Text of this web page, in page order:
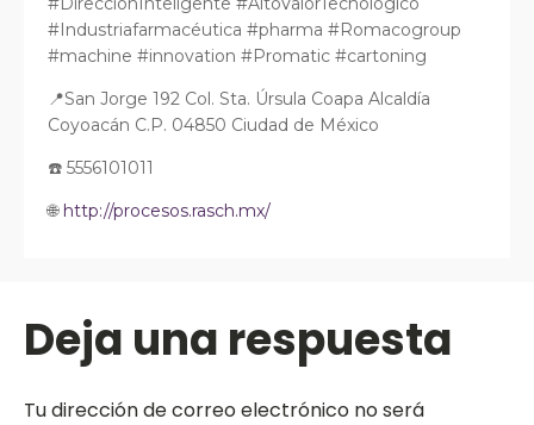
#Industriafarmacéutica #pharma #Romacogroup
#machine #innovation #Promatic #cartoning
📍San Jorge 192 Col. Sta. Úrsula Coapa Alcaldía
Coyoacán C.P. 04850 Ciudad de México
☎️ 5556101011
🌐http://procesos.rasch.mx/
Deja una respuesta
Tu dirección de correo electrónico no será